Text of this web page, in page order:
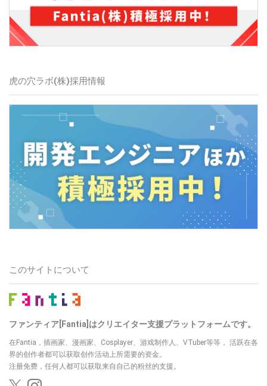
虎の穴ラボ(株)採用情報
このサイトについて
ファンティア[Fantia]はクリエイター支援プラットフォームです。
在Fantia，插画家、漫画家、Cosplayer、游戏制作人、VTuber等等， 活跃在各
界的创作者都可以获取创作活动上所需要的资金。
注册免费，任何人都可以获取来自自己的粉丝的支援。